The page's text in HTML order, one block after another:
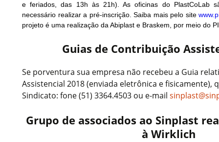
e feriados, das 13h às 21h). As oficinas do PlastCoLab
necessário realizar a pré-inscrição. Saiba mais pelo site
projeto é uma realização da Abiplast e Braskem, por meio do
Guias de Contribuição
Se porventura sua empresa não recebeu a Guia
Assistencial 2018 (enviada eletrônica e fisicamente),
Sindicato: fone (51) 3364.4503 ou e-mail
Grupo de associados ao Sinplast
à Wirklich